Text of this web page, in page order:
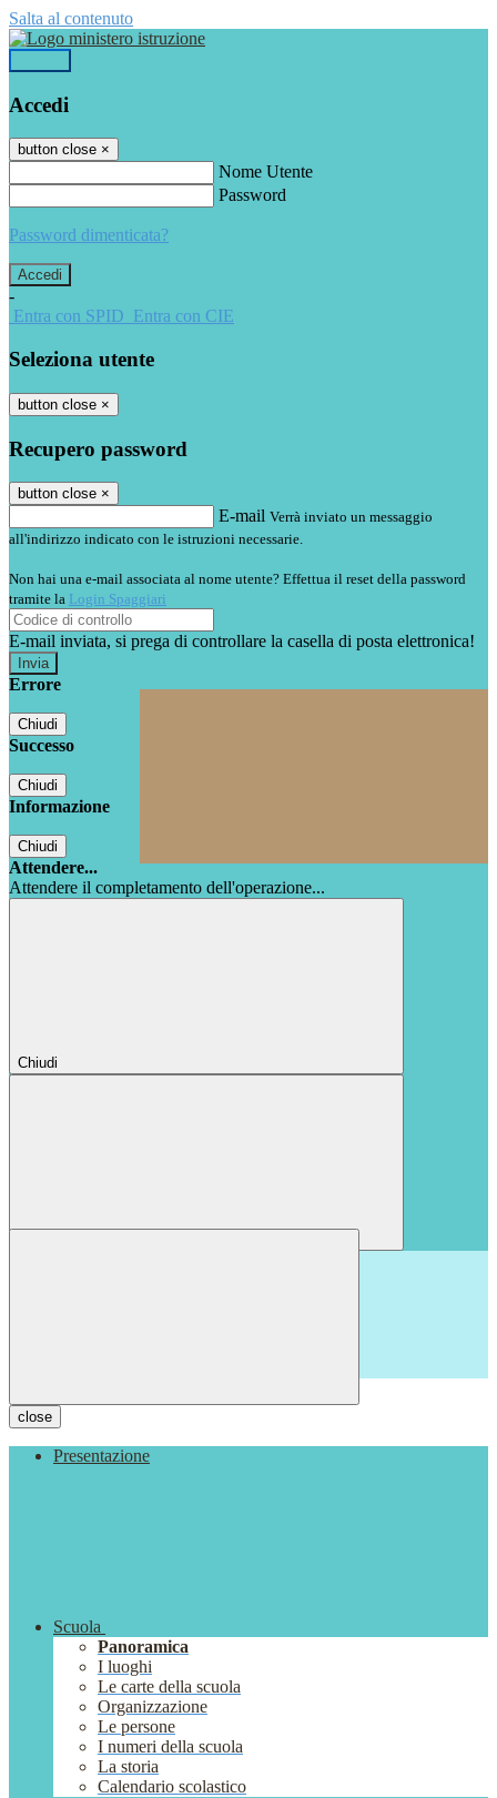
Salta al contenuto
Accedi
button close ×
Nome Utente
Password
Password dimenticata?
-
Entra con SPID Entra con CIE
Seleziona utente
button close ×
Recupero password
button close ×
E-mail Verrà inviato un messaggio
all'indirizzo indicato con le istruzioni necessarie.
Non hai una e-mail associata al nome utente? Effettua il reset della password
tramite la Login Spaggiari
E-mail inviata, si prega di controllare la casella di posta elettronica!
Errore
Chiudi
Successo
Chiudi
Informazione
Chiudi
Attendere...
Attendere il completamento dell'operazione...
Chiudi
close
Presentazione
Scuola
Panoramica
I luoghi
Le carte della scuola
Organizzazione
Le persone
I numeri della scuola
La storia
Calendario scolastico